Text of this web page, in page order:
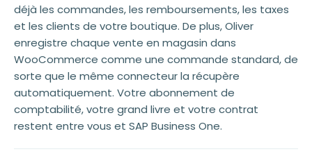
déjà les commandes, les remboursements, les taxes
et les clients de votre boutique. De plus, Oliver
enregistre chaque vente en magasin dans
WooCommerce comme une commande standard, de
sorte que le même connecteur la récupère
automatiquement. Votre abonnement de
comptabilité, votre grand livre et votre contrat
restent entre vous et SAP Business One.